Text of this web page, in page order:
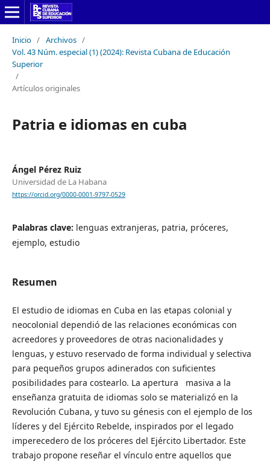
Inicio / Archivos /
Vol. 43 Núm. especial (1) (2024): Revista Cubana de Educación
Superior
/
Artículos originales
Patria e idiomas en cuba
Ángel Pérez Ruiz
Universidad de La Habana
https://orcid.org/0000-0001-9797-0529
Palabras clave: lenguas extranjeras, patria, próceres,
ejemplo, estudio
Resumen
El estudio de idiomas en Cuba en las etapas colonial y
neocolonial dependió de las relaciones económicas con
acreedores y proveedores de otras nacionalidades y
lenguas, y estuvo reservado de forma individual y selectiva
para pequeños grupos adinerados con suficientes
posibilidades para costearlo. La apertura masiva a la
enseñanza gratuita de idiomas solo se materializó en la
Revolución Cubana, y tuvo su génesis con el ejemplo de los
líderes y del Ejército Rebelde, inspirados por el legado
imperecedero de los próceres del Ejército Libertador. Este
trabajo propone reseñar el vínculo entre aquellos que